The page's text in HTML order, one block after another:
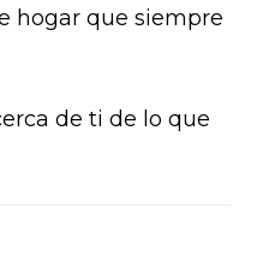
hogar que siempre
de ti de lo que